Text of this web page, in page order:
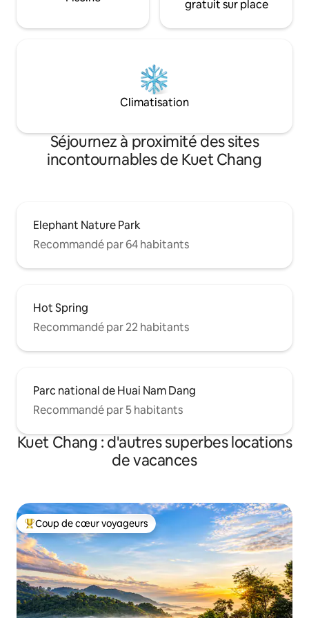
gratuit sur place
Climatisation
Séjournez à proximité des sites
incontournables de Kuet Chang
Elephant Nature Park
Recommandé par 64 habitants
Hot Spring
Recommandé par 22 habitants
Parc national de Huai Nam Dang
Recommandé par 5 habitants
Kuet Chang : d'autres superbes locations
de vacances
Coups de cœur voyageurs les plus appréciés
Coup de cœur voyageurs